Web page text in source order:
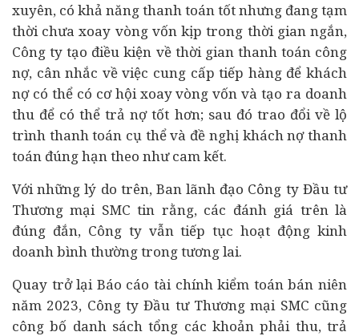
xuyên, có khả năng thanh toán tốt nhưng đang tạm
thời chưa xoay vòng vốn kịp trong thời gian ngắn,
Công ty tạo điều kiện về thời gian thanh toán công
nợ, cân nhắc về việc cung cấp tiếp hàng để khách
nợ có thể có cơ hội xoay vòng vốn và tạo ra doanh
thu để có thể trả nợ tốt hơn; sau đó trao đổi về lộ
trình thanh toán cụ thể và đề nghị khách nợ thanh
toán đúng hạn theo như cam kết.
Với những lý do trên, Ban lãnh đạo Công ty Đầu tư
Thương mại SMC tin rằng, các đánh giá trên là
đúng đắn, Công ty vẫn tiếp tục hoạt động kinh
doanh bình thường trong tương lai.
Quay trở lại Báo cáo tài chính kiểm toán bán niên
năm 2023, Công ty Đầu tư Thương mại SMC cũng
công bố danh sách tổng các khoản phải thu, trả